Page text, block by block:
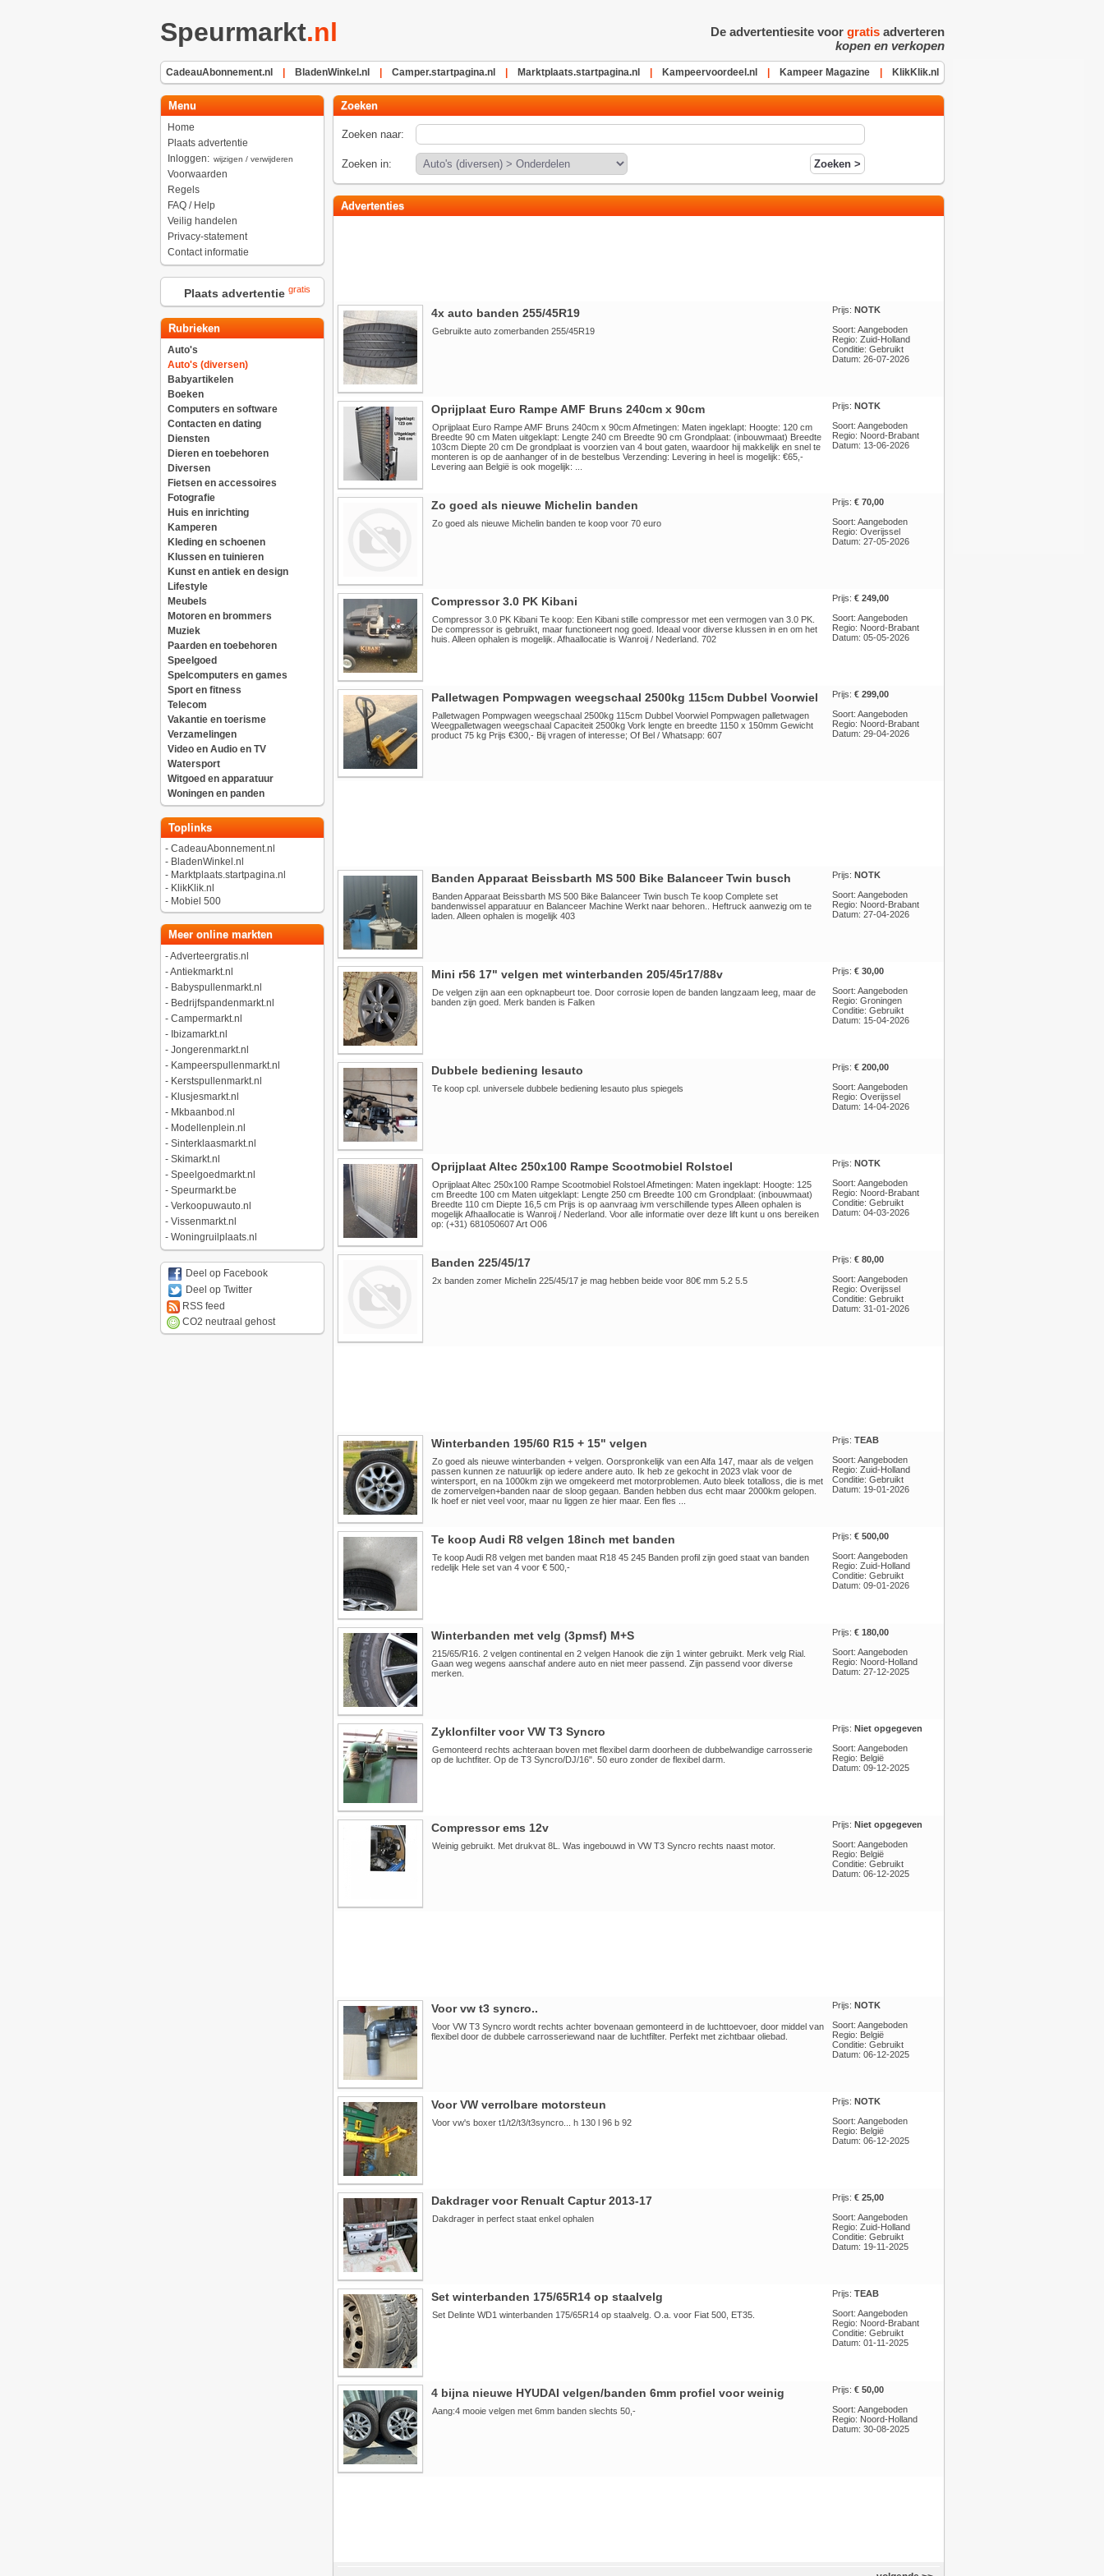
Speurmarkt.nl De advertentiesite voor gratisadverteren
kopen en verkopen
CadeauAbonnement.nl BladenWinkel.nl Camper.startpagina.nl Marktplaats.startpagina.nl Kampeervoordeel.nl Kampeer Magazine KlikKlik.nl
Menu
Home
Plaats advertentie
Inloggen: wijzigen / verwijderen
Voorwaarden
Regels
FAQ / Help
Veilig handelen
Privacy-statement
Contact informatie
Plaats advertentie gratis
Rubrieken
Auto's
Auto's (diversen)
Babyartikelen
Boeken
Computers en software
Contacten en dating
Diensten
Dieren en toebehoren
Diversen
Fietsen en accessoires
Fotografie
Huis en inrichting
Kamperen
Kleding en schoenen
Klussen en tuinieren
Kunst en antiek en design
Lifestyle
Meubels
Motoren en brommers
Muziek
Paarden en toebehoren
Speelgoed
Spelcomputers en games
Sport en fitness
Telecom
Vakantie en toerisme
Verzamelingen
Video en Audio en TV
Watersport
Witgoed en apparatuur
Woningen en panden
Toplinks
- CadeauAbonnement.nl
- BladenWinkel.nl
- Marktplaats.startpagina.nl
- KlikKlik.nl
- Mobiel 500
Meer online markten
-Adverteergratis.nl
-Antiekmarkt.nl
- Babyspullenmarkt.nl
- Bedrijfspandenmarkt.nl
- Campermarkt.nl
- Ibizamarkt.nl
- Jongerenmarkt.nl
- Kampeerspullenmarkt.nl
- Kerstspullenmarkt.nl
- Klusjesmarkt.nl
- Mkbaanbod.nl
- Modellenplein.nl
- Sinterklaasmarkt.nl
- Skimarkt.nl
- Speelgoedmarkt.nl
- Speurmarkt.be
- Verkoopuwauto.nl
- Vissenmarkt.nl
- Woningruilplaats.nl
Deel op Facebook
Deel op Twitter
RSS feed
CO2 neutraal gehost
Zoeken
Zoeken naar:
Zoeken in:
Advertenties
4x auto banden 255/45R19
Gebruikte auto zomerbanden 255/45R19
Prijs: NOTK
Soort: Aangeboden
Regio: Zuid-Holland
Conditie: Gebruikt
Datum: 26-07-2026
Oprijplaat Euro Rampe AMF Bruns 240cm x 90cm
Oprijplaat Euro Rampe AMF Bruns 240cm x 90cm Afmetingen: Maten ingeklapt: Hoogte: 120 cm
Breedte 90 cm Maten uitgeklapt: Lengte 240 cm Breedte 90 cm Grondplaat: (inbouwmaat) Breedte
103cm Diepte 20 cm De grondplaat is voorzien van 4 bout gaten, waardoor hij makkelijk en snel te
monteren is op de aanhanger of in de bestelbus Verzending: Levering in heel is mogelijk: €65,-
Levering aan België is ook mogelijk: ...
Prijs: NOTK
Soort: Aangeboden
Regio: Noord-Brabant
Datum: 13-06-2026
Zo goed als nieuwe Michelin banden
Zo goed als nieuwe Michelin banden te koop voor 70 euro
Prijs: € 70,00
Soort: Aangeboden
Regio: Overijssel
Datum: 27-05-2026
Compressor 3.0 PK Kibani
Compressor 3.0 PK Kibani Te koop: Een Kibani stille compressor met een vermogen van 3.0 PK.
De compressor is gebruikt, maar functioneert nog goed. Ideaal voor diverse klussen in en om het
huis. Alleen ophalen is mogelijk. Afhaallocatie is Wanroij / Nederland. 702
Prijs: € 249,00
Soort: Aangeboden
Regio: Noord-Brabant
Datum: 05-05-2026
Palletwagen Pompwagen weegschaal 2500kg 115cm Dubbel Voorwiel
Palletwagen Pompwagen weegschaal 2500kg 115cm Dubbel Voorwiel Pompwagen palletwagen
Weegpalletwagen weegschaal Capaciteit 2500kg Vork lengte en breedte 1150 x 150mm Gewicht
product 75 kg Prijs €300,- Bij vragen of interesse; Of Bel / Whatsapp: 607
Prijs: € 299,00
Soort: Aangeboden
Regio: Noord-Brabant
Datum: 29-04-2026
Banden Apparaat Beissbarth MS 500 Bike Balanceer Twin busch
Banden Apparaat Beissbarth MS 500 Bike Balanceer Twin busch Te koop Complete set
bandenwissel apparatuur en Balanceer Machine Werkt naar behoren.. Heftruck aanwezig om te
laden. Alleen ophalen is mogelijk 403
Prijs: NOTK
Soort: Aangeboden
Regio: Noord-Brabant
Datum: 27-04-2026
Mini r56 17" velgen met winterbanden 205/45r17/88v
De velgen zijn aan een opknapbeurt toe. Door corrosie lopen de banden langzaam leeg, maar de
banden zijn goed. Merk banden is Falken
Prijs: € 30,00
Soort: Aangeboden
Regio: Groningen
Conditie: Gebruikt
Datum: 15-04-2026
Dubbele bediening lesauto
Te koop cpl. universele dubbele bediening lesauto plus spiegels
Prijs: € 200,00
Soort: Aangeboden
Regio: Overijssel
Datum: 14-04-2026
Oprijplaat Altec 250x100 Rampe Scootmobiel Rolstoel
Oprijplaat Altec 250x100 Rampe Scootmobiel Rolstoel Afmetingen: Maten ingeklapt: Hoogte: 125
cm Breedte 100 cm Maten uitgeklapt: Lengte 250 cm Breedte 100 cm Grondplaat: (inbouwmaat)
Breedte 110 cm Diepte 16,5 cm Prijs is op aanvraag ivm verschillende types Alleen ophalen is
mogelijk Afhaallocatie is Wanroij / Nederland. Voor alle informatie over deze lift kunt u ons bereiken
op: (+31) 681050607 Art O06
Prijs: NOTK
Soort: Aangeboden
Regio: Noord-Brabant
Conditie: Gebruikt
Datum: 04-03-2026
Banden 225/45/17
2x banden zomer Michelin 225/45/17 je mag hebben beide voor 80€ mm 5.2 5.5
Prijs: € 80,00
Soort: Aangeboden
Regio: Overijssel
Conditie: Gebruikt
Datum: 31-01-2026
Winterbanden 195/60 R15 + 15" velgen
Zo goed als nieuwe winterbanden + velgen. Oorspronkelijk van een Alfa 147, maar als de velgen
passen kunnen ze natuurlijk op iedere andere auto. Ik heb ze gekocht in 2023 vlak voor de
wintersport, en na 1000km zijn we omgekeerd met motorproblemen. Auto bleek totalloss, die is met
de zomervelgen+banden naar de sloop gegaan. Banden hebben dus echt maar 2000km gelopen.
Ik hoef er niet veel voor, maar nu liggen ze hier maar. Een fles ...
Prijs: TEAB
Soort: Aangeboden
Regio: Zuid-Holland
Conditie: Gebruikt
Datum: 19-01-2026
Te koop Audi R8 velgen 18inch met banden
Te koop Audi R8 velgen met banden maat R18 45 245 Banden profil zijn goed staat van banden
redelijk Hele set van 4 voor € 500,-
Prijs: € 500,00
Soort: Aangeboden
Regio: Zuid-Holland
Conditie: Gebruikt
Datum: 09-01-2026
Winterbanden met velg (3pmsf) M+S
215/65/R16. 2 velgen continental en 2 velgen Hanook die zijn 1 winter gebruikt. Merk velg Rial.
Gaan weg wegens aanschaf andere auto en niet meer passend. Zijn passend voor diverse
merken.
Prijs: € 180,00
Soort: Aangeboden
Regio: Noord-Holland
Datum: 27-12-2025
Zyklonfilter voor VW T3 Syncro
Gemonteerd rechts achteraan boven met flexibel darm doorheen de dubbelwandige carrosserie
op de luchtfiter. Op de T3 Syncro/DJ/16". 50 euro zonder de flexibel darm.
Prijs: Niet opgegeven
Soort: Aangeboden
Regio: België
Datum: 09-12-2025
Compressor ems 12v
Weinig gebruikt. Met drukvat 8L. Was ingebouwd in VW T3 Syncro rechts naast motor.
Prijs: Niet opgegeven
Soort: Aangeboden
Regio: België
Conditie: Gebruikt
Datum: 06-12-2025
Voor vw t3 syncro..
Voor VW T3 Syncro wordt rechts achter bovenaan gemonteerd in de luchttoevoer, door middel van
flexibel door de dubbele carrosseriewand naar de luchtfilter. Perfekt met zichtbaar oliebad.
Prijs: NOTK
Soort: Aangeboden
Regio: België
Conditie: Gebruikt
Datum: 06-12-2025
Voor VW verrolbare motorsteun
Voor vw's boxer t1/t2/t3/t3syncro... h 130 l 96 b 92
Prijs: NOTK
Soort: Aangeboden
Regio: België
Datum: 06-12-2025
Dakdrager voor Renualt Captur 2013-17
Dakdrager in perfect staat enkel ophalen
Prijs: € 25,00
Soort: Aangeboden
Regio: Zuid-Holland
Conditie: Gebruikt
Datum: 19-11-2025
Set winterbanden 175/65R14 op staalvelg
Set Delinte WD1 winterbanden 175/65R14 op staalvelg. O.a. voor Fiat 500, ET35.
Prijs: TEAB
Soort: Aangeboden
Regio: Noord-Brabant
Conditie: Gebruikt
Datum: 01-11-2025
4 bijna nieuwe HYUDAI velgen/banden 6mm profiel voor weinig
Aang:4 mooie velgen met 6mm banden slechts 50,-
Prijs: € 50,00
Soort: Aangeboden
Regio: Noord-Holland
Datum: 30-08-2025